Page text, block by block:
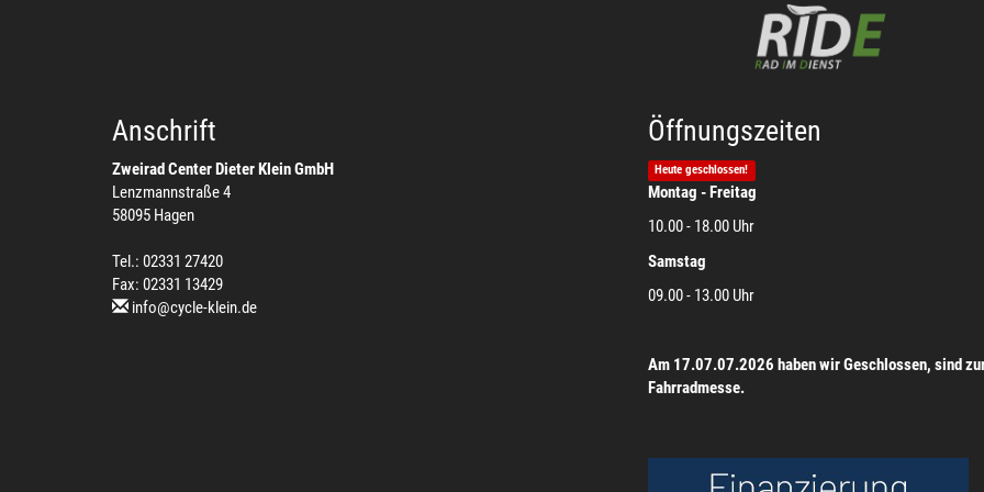
Anschrift
Zweirad Center Dieter Klein GmbH
Lenzmannstraße 4
58095 Hagen
Tel.: 02331 27420
Fax: 02331 13429
info@cycle-klein.de
Öffnungszeiten
Heute geschlossen!
Montag - Freitag
10.00 - 18.00 Uhr
Samstag
09.00 - 13.00 Uhr
Am 17.07.07.2026 haben wir Geschlossen, sind
Fahrradmesse.